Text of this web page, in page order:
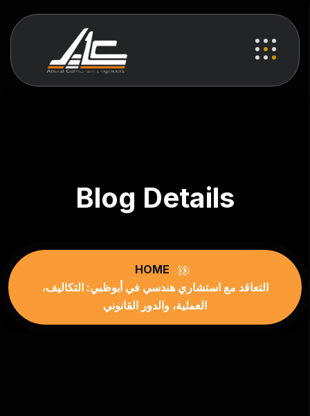
Blog Details
HOME
التعاقد مع استشاري هندسي في أبوظبي: التكاليف،
العملية، والدور القانوني